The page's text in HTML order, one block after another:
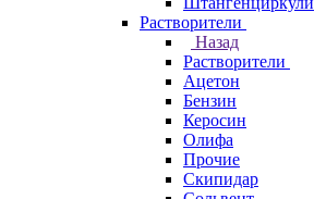
Растворители
Назад
Растворители
Ацетон
Бензин
Керосин
Олифа
Прочие
Скипидар